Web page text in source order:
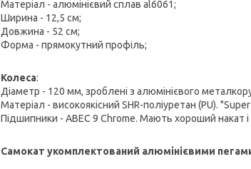
Матеріал - алюмінієвий сплав al6061;
Ширина - 12,5 см;
Довжина - 52 см;
Форма - прямокутний профіль;
Колеса:
Діаметр - 120 мм, зроблені з алюмінієвого
Матеріал - високоякісний SHR-поліуретан (PU).
Підшипники - ABEC 9 Chrome. Мають хороший накат і
Самокат укомплектований алюмінієвими